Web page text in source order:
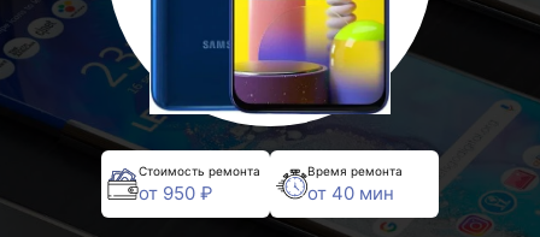
Стоимость ремонта
от 950 ₽
Время ремонта
от 40 мин